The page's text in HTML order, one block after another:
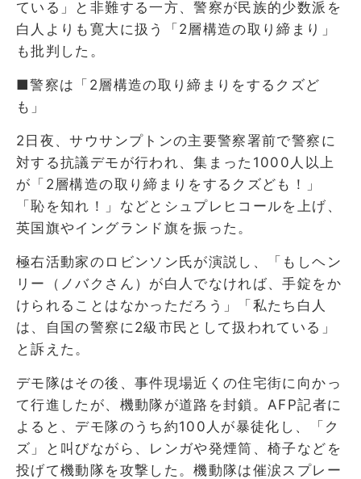
ている」と非難する一方、警察が民族的少数派を
白人よりも寛大に扱う「2層構造の取り締まり」
も批判した。
■警察は「2層構造の取り締まりをするクズど
も」
2日夜、サウサンプトンの主要警察署前で警察に
対する抗議デモが行われ、集まった1000人以上
が「2層構造の取り締まりをするクズども！」
「恥を知れ！」などとシュプレヒコールを上げ、
英国旗やイングランド旗を振った。
極右活動家のロビンソン氏が演説し、「もしヘン
リー（ノバクさん）が白人でなければ、手錠をか
けられることはなかっただろう」「私たち白人
は、自国の警察に2級市民として扱われている」
と訴えた。
デモ隊はその後、事件現場近くの住宅街に向かっ
て行進したが、機動隊が道路を封鎖。AFP記者に
よると、デモ隊のうち約100人が暴徒化し、「ク
ズ」と叫びながら、レンガや発煙筒、椅子などを
投げて機動隊を攻撃した。機動隊は催涙スプレー